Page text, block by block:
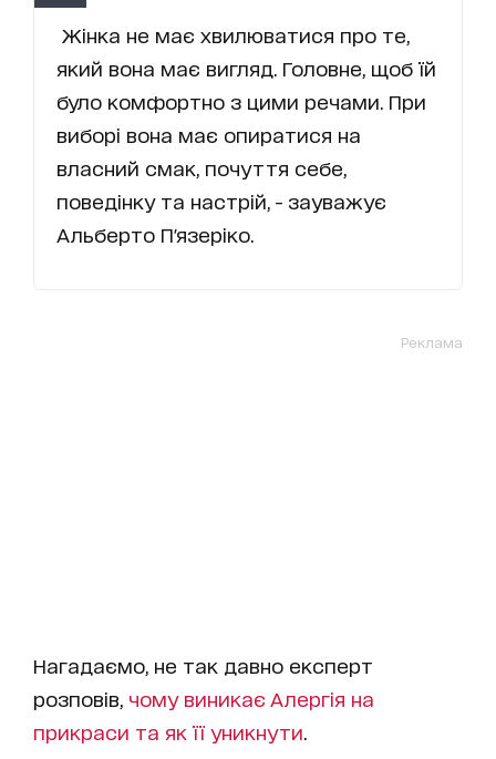
Жінка не має хвилюватися про те,
який вона має вигляд. Головне, щоб їй
було комфортно з цими речами. При
виборі вона має опиратися на
власний смак, почуття себе,
поведінку та настрій, - зауважує
Альберто П'язеріко.
Реклама
Нагадаємо, не так давно експерт
розповів, чому виникає Алергія на
прикраси та як її уникнути